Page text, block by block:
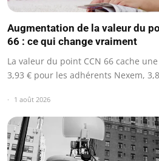
Augmentation de la valeur du
66 : ce qui change vraiment
La valeur du point CCN 66 cache
3,93 € pour les adhérents Nexem,
1 août 2026